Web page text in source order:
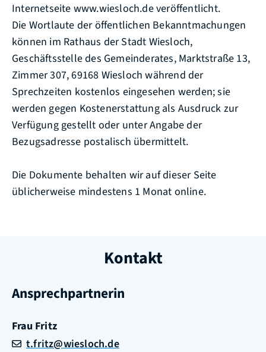
Internetseite www.wiesloch.de veröffentlicht.
Die Wortlaute der öffentlichen Bekanntmachungen
können im Rathaus der Stadt Wiesloch,
Geschäftsstelle des Gemeinderates, Marktstraße 13,
Zimmer 307, 69168 Wiesloch während der
Sprechzeiten kostenlos eingesehen werden; sie
werden gegen Kostenerstattung als Ausdruck zur
Verfügung gestellt oder unter Angabe der
Bezugsadresse postalisch übermittelt.
Die Dokumente behalten wir auf dieser Seite
üblicherweise mindestens 1 Monat online.
Kontakt
Ansprechpartnerin
Frau Fritz
t.fritz@wiesloch.de